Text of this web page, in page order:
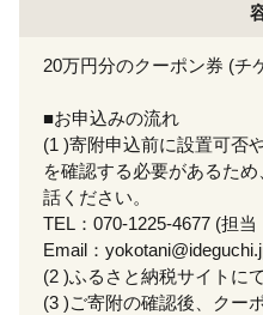
20万円分のクーポン券 (チ
■お申込みの流れ
(1 )寄附申込前に設置可否
を確認する必要があるた
話ください。
TEL：070-1225-4677 (担当
Email：
(2 )ふるさと納税サイトに
(3 )ご寄附の確認後、クー